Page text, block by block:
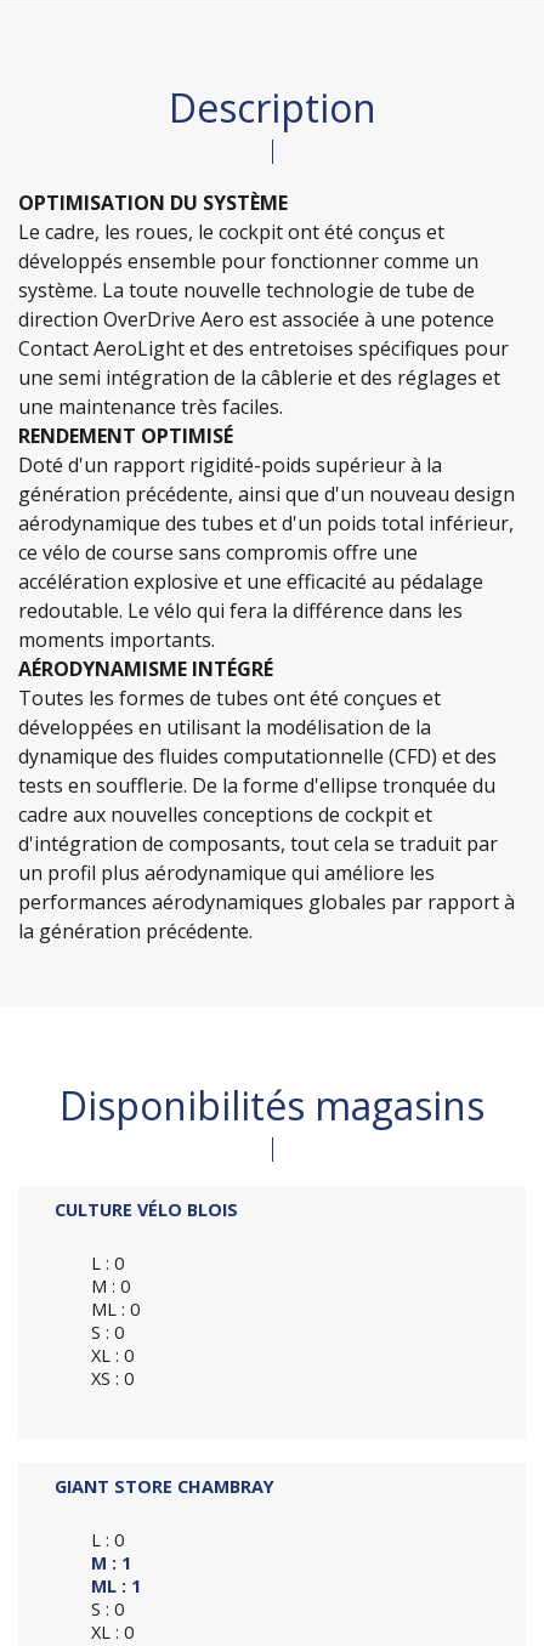
Description
OPTIMISATION DU SYSTÈME
Le cadre, les roues, le cockpit ont été conçus et
développés ensemble pour fonctionner comme un
système. La toute nouvelle technologie de tube de
direction OverDrive Aero est associée à une potence
Contact AeroLight et des entretoises spécifiques pour
une semi intégration de la câblerie et des réglages et
une maintenance très faciles.
RENDEMENT OPTIMISÉ
Doté d'un rapport rigidité-poids supérieur à la
génération précédente, ainsi que d'un nouveau design
aérodynamique des tubes et d'un poids total inférieur,
ce vélo de course sans compromis offre une
accélération explosive et une efficacité au pédalage
redoutable. Le vélo qui fera la différence dans les
moments importants.
AÉRODYNAMISME INTÉGRÉ
Toutes les formes de tubes ont été conçues et
développées en utilisant la modélisation de la
dynamique des fluides computationnelle (CFD) et des
tests en soufflerie. De la forme d'ellipse tronquée du
cadre aux nouvelles conceptions de cockpit et
d'intégration de composants, tout cela se traduit par
un profil plus aérodynamique qui améliore les
performances aérodynamiques globales par rapport à
la génération précédente.
Disponibilités magasins
CULTURE VÉLO BLOIS
L : 0
M : 0
ML : 0
S : 0
XL : 0
XS : 0
GIANT STORE CHAMBRAY
L : 0
M : 1
ML : 1
S : 0
XL : 0